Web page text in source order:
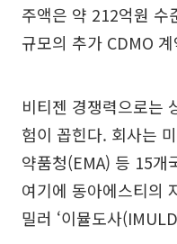
주액은 약 212억원 수
규모의 추가 CDMO
비티젠 경쟁력으로는
험이 꼽힌다. 회사는
약품청(EMA) 등 15개
여기에 동아에스티의
밀러 ‘이뮬도사